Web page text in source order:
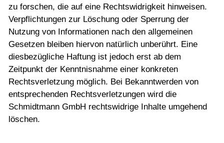
AGB
Links
Kontakt
zu forschen, die auf eine Rechtswidrigkeit hinweisen.
Verpflichtungen zur Löschung oder Sperrung der
Nutzung von Informationen nach den allgemeinen
Gesetzen bleiben hiervon natürlich unberührt. Eine
diesbezügliche Haftung ist jedoch erst ab dem
Zeitpunkt der Kenntnisnahme einer konkreten
Rechtsverletzung möglich. Bei Bekanntwerden von
entsprechenden Rechtsverletzungen wird die
Schmidtmann GmbH rechtswidrige Inhalte umgehend
löschen.